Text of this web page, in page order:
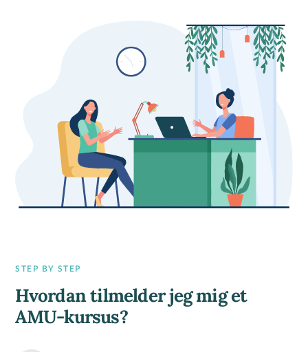
STEP BY STEP
Hvordan tilmelder jeg mig et
AMU-kursus?